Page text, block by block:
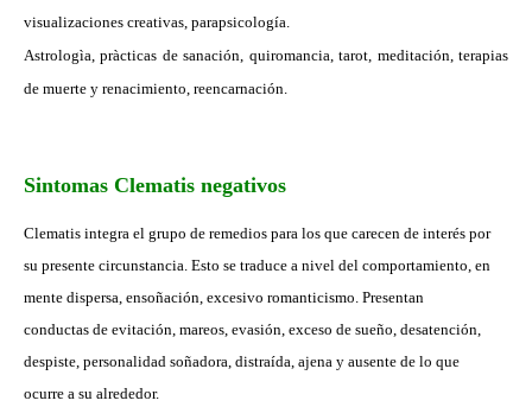
visualizaciones creativas, parapsicología.
Astrologìa, pràcticas de sanación, quiromancia, tarot, meditación, terapias
de muerte y renacimiento, reencarnación.
Sintomas Clematis negativos
Clematis integra el grupo de remedios para los que carecen de interés por
su presente circunstancia. Esto se traduce a nivel del comportamiento, en
mente dispersa, ensoñación, excesivo romanticismo. Presentan
conductas de evitación, mareos, evasión, exceso de sueño, desatención,
despiste, personalidad soñadora, distraída, ajena y ausente de lo que
ocurre a su alrededor.